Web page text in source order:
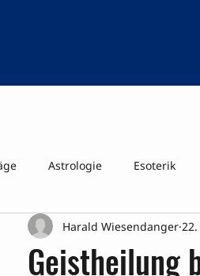
Astrologie Esoterik
Tage WK Geistiges Heilen ua
Geistheilung
Harald Wiesendanger